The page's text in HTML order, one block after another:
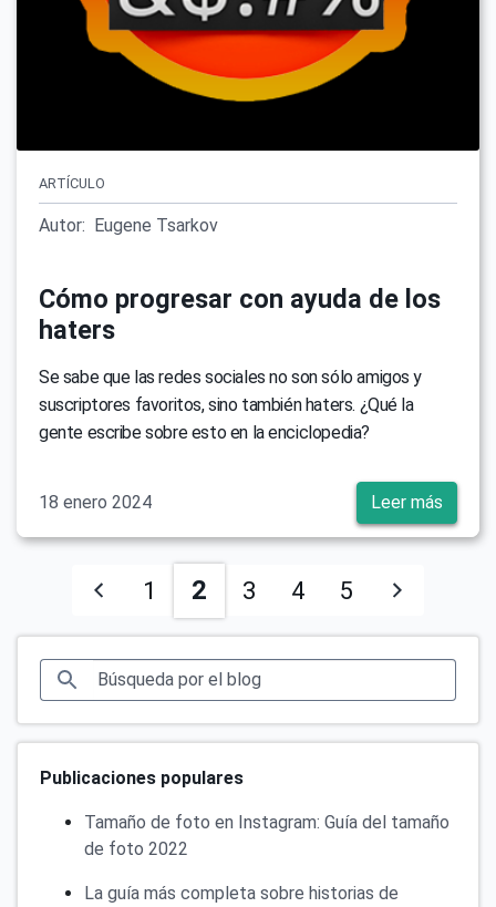
ARTÍCULO
Autor: Eugene Tsarkov
Cómo progresar con ayuda de los
haters
Se sabe que las redes sociales no son sólo amigos y
suscriptores favoritos, sino también haters. ¿Qué la
gente escribe sobre esto en la enciclopedia?
18 enero 2024 Leer más
1 2 3 4 5
Publicaciones populares
Tamaño de foto en Instagram: Guía del tamaño
de foto 2022
La guía más completa sobre historias de